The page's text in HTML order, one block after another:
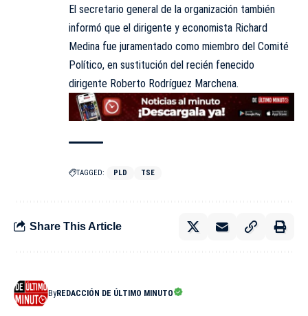
El secretario general de la organización también
informó que el dirigente y economista Richard
Medina fue juramentado como miembro del Comité
Político, en sustitución del recién fenecido
dirigente Roberto Rodríguez Marchena.
TAGGED: PLD TSE
Share This Article
ByREDACCIÓN DE ÚLTIMO MINUTO